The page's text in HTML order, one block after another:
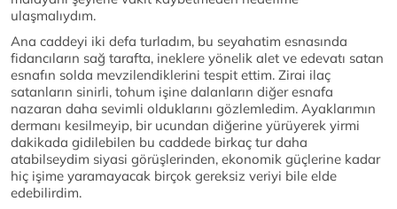
ulaşmalıydım.
Ana caddeyi iki defa turladım, bu seyahatim esnasında
fidancıların sağ tarafta, ineklere yönelik alet ve edevatı satan
esnafın solda mevzilendiklerini tespit ettim. Zirai ilaç
satanların sinirli, tohum işine dalanların diğer esnafa
nazaran daha sevimli olduklarını gözlemledim. Ayaklarımın
dermanı kesilmeyip, bir ucundan diğerine yürüyerek yirmi
dakikada gidilebilen bu caddede birkaç tur daha
atabilseydim siyasi görüşlerinden, ekonomik güçlerine kadar
hiç işime yaramayacak birçok gereksiz veriyi bile elde
edebilirdim.